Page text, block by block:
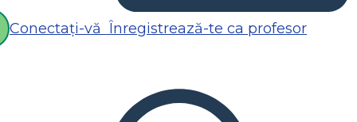
Conectați-vă Înregistrează-te ca profesor